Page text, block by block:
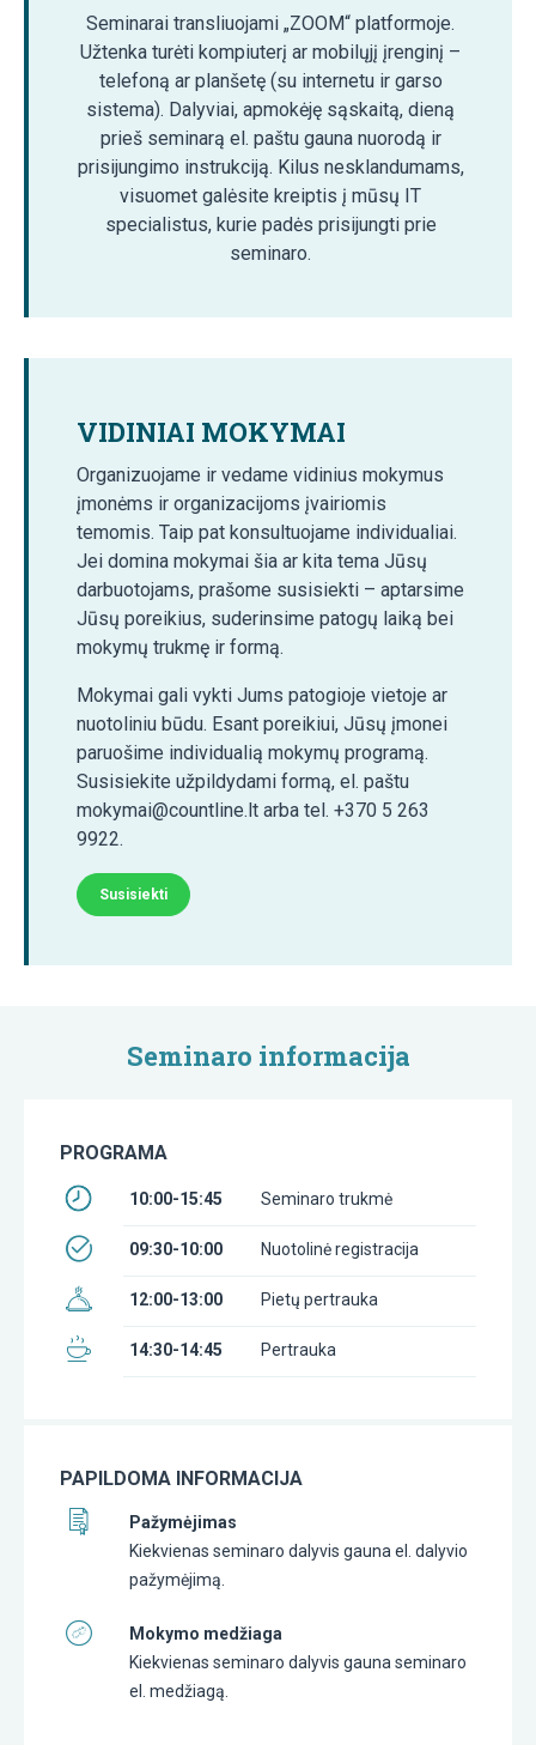
Seminarai transliuojami „ZOOM“ platformoje.
Užtenka turėti kompiuterį ar mobilųjį įrenginį –
telefoną ar planšetę (su internetu ir garso
sistema). Dalyviai, apmokėję sąskaitą, dieną
prieš seminarą el. paštu gauna nuorodą ir
prisijungimo instrukciją. Kilus nesklandumams,
visuomet galėsite kreiptis į mūsų IT
specialistus, kurie padės prisijungti prie
seminaro.
VIDINIAI MOKYMAI
Organizuojame ir vedame vidinius mokymus
įmonėms ir organizacijoms įvairiomis
temomis. Taip pat konsultuojame individualiai.
Jei domina mokymai šia ar kita tema Jūsų
darbuotojams, prašome susisiekti – aptarsime
Jūsų poreikius, suderinsime patogų laiką bei
mokymų trukmę ir formą.
Mokymai gali vykti Jums patogioje vietoje ar
nuotoliniu būdu. Esant poreikiui, Jūsų įmonei
paruošime individualią mokymų programą.
Susisiekite užpildydami formą, el. paštu
mokymai@countline.lt arba tel. +370 5 263
9922.
Susisiekti
Seminaro informacija
PROGRAMA
10:00-15:45 Seminaro trukmė
09:30-10:00 Nuotolinė registracija
12:00-13:00 Pietų pertrauka
14:30-14:45 Pertrauka
PAPILDOMA INFORMACIJA
Pažymėjimas
Kiekvienas seminaro dalyvis gauna el. dalyvio
pažymėjimą.
Mokymo medžiaga
Kiekvienas seminaro dalyvis gauna seminaro
el. medžiagą.